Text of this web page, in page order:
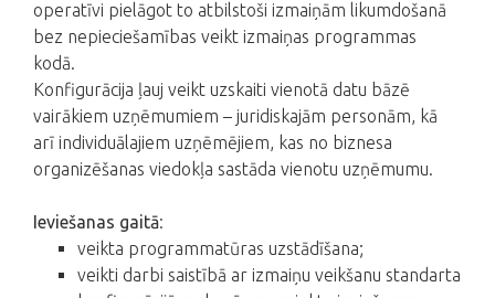
operatīvi pielāgot to atbilstoši izmaiņām likumdošanā
bez nepieciešamības veikt izmaiņas programmas
kodā.
Konfigurācija ļauj veikt uzskaiti vienotā datu bāzē
vairākiem uzņēmumiem – juridiskajām personām, kā
arī individuālajiem uzņēmējiem, kas no biznesa
organizēšanas viedokļa sastāda vienotu uzņēmumu.
Ieviešanas gaitā:
veikta programmatūras uzstādīšana;
veikti darbi saistībā ar izmaiņu veikšanu standarta